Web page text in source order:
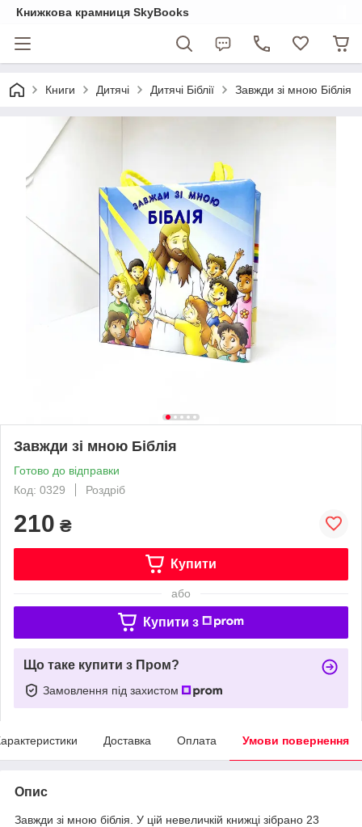
Книжкова крамниця SkyBooks
Книги Дитячі Дитячі Біблії Завжди зі мною Біблія
Завжди зі мною Біблія
Готово до відправки
Код: 0329
Роздріб
210 ₴
Купити
або
Купити з
Що таке купити з Пром?
Замовлення під захистом
Доставка Оплата Умови повернення
Опис
Завжди зі мною біблія. У цій невеличкій книжці зібрано 23